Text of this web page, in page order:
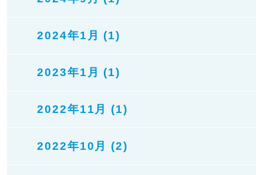
2024年1月 (1)
2023年1月 (1)
2022年11月 (1)
2022年10月 (2)